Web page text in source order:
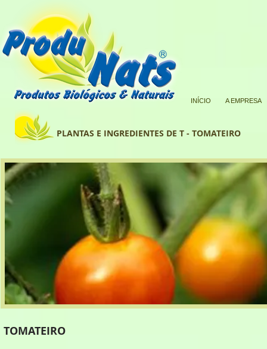
PLANTAS E INGREDIENTES DE T - TOMATEIRO
INÍCIO A EMPRESA
TOMATEIRO